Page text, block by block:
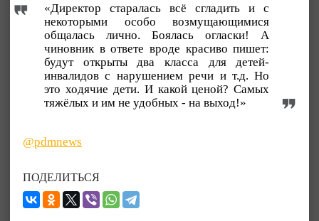
«Директор старалась всё сгладить и с
некоторыми особо возмущающимися
общалась лично. Боялась огласки! А
чиновник в ответе вроде красиво пишет:
будут открыты два класса для детей-
инвалидов с нарушением речи и т.д. Но
это ходячие дети. И какой ценой? Самых
тяжёлых и им не удобных - на выход!»
@pdmnews
ПОДЕЛИТЬСЯ